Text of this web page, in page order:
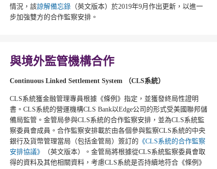
情況，該諒解備忘錄 （英文版本）於2019年9月作出更新，以進一
步加強雙方的合作監察安排。
與境外監管機構合作
Continuous Linked Settlement System （CLS系統）
CLS系統獲金融管理專員根據《條例》指定，並獲發終局性證明
書。CLS系統的營運機構CLS Bank以Edge公司的形式受美國聯邦儲
備局監管。金管局參與CLS系統的合作監察安排，並為CLS系統監
察委員會成員。合作監察安排載於由各個參與監察CLS系統的中央
銀行及貨幣管理當局（包括金管局）簽訂的 《CLS系統的合作監察
安排協議》
（英文版本）。金管局將根據從CLS系統監察委員會取
得的資料及其他相關資料，考慮CLS系統是否持續地符合《條例》